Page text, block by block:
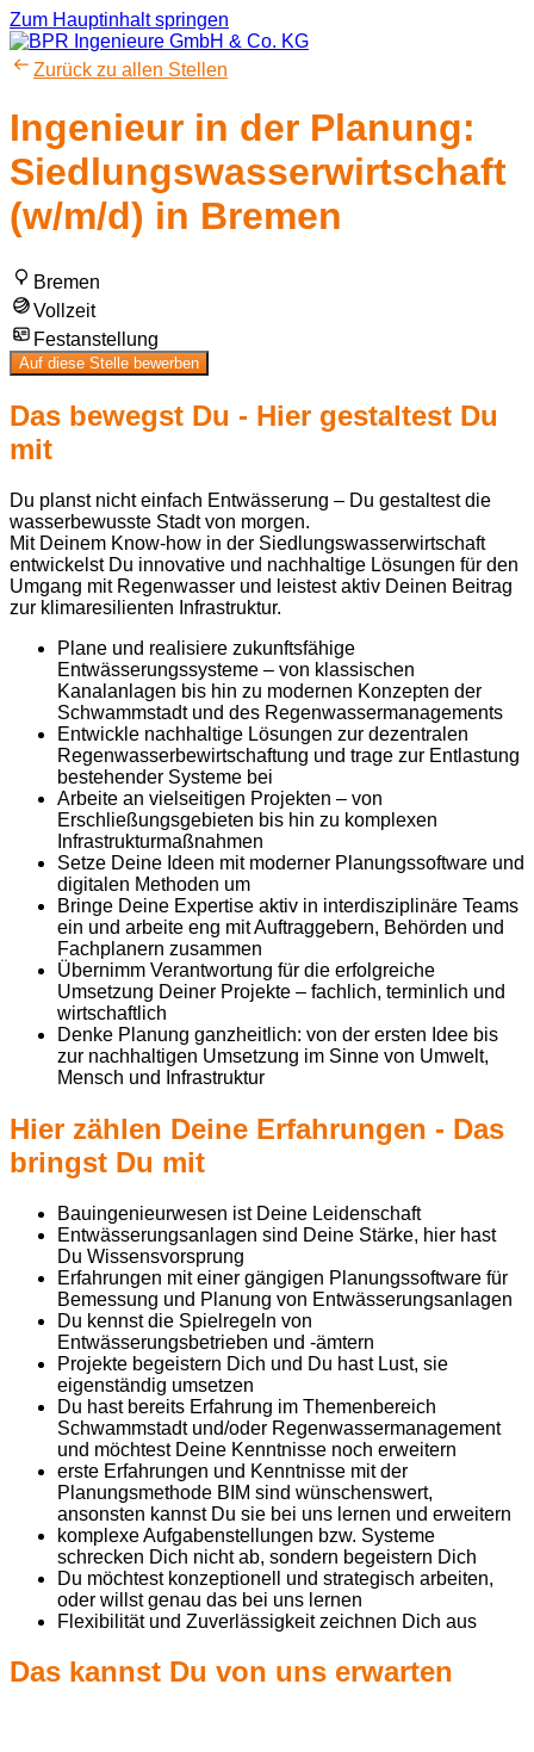
Zum Hauptinhalt springen
Zurück zu allen Stellen
Ingenieur in der Planung:
Siedlungswasserwirtschaft
(w/m/d) in Bremen
Bremen
Vollzeit
Festanstellung
Auf diese Stelle bewerben
Das bewegst Du - Hier gestaltest Du
mit
Du planst nicht einfach Entwässerung – Du gestaltest die
wasserbewusste Stadt von morgen.
Mit Deinem Know-how in der Siedlungswasserwirtschaft
entwickelst Du innovative und nachhaltige Lösungen für den
Umgang mit Regenwasser und leistest aktiv Deinen Beitrag
zur klimaresilienten Infrastruktur.
Plane und realisiere zukunftsfähige
Entwässerungssysteme – von klassischen
Kanalanlagen bis hin zu modernen Konzepten der
Schwammstadt und des Regenwassermanagements
Entwickle nachhaltige Lösungen zur dezentralen
Regenwasserbewirtschaftung und trage zur Entlastung
bestehender Systeme bei
Arbeite an vielseitigen Projekten – von
Erschließungsgebieten bis hin zu komplexen
Infrastrukturmaßnahmen
Setze Deine Ideen mit moderner Planungssoftware und
digitalen Methoden um
Bringe Deine Expertise aktiv in interdisziplinäre Teams
ein und arbeite eng mit Auftraggebern, Behörden und
Fachplanern zusammen
Übernimm Verantwortung für die erfolgreiche
Umsetzung Deiner Projekte – fachlich, terminlich und
wirtschaftlich
Denke Planung ganzheitlich: von der ersten Idee bis
zur nachhaltigen Umsetzung im Sinne von Umwelt,
Mensch und Infrastruktur
Hier zählen Deine Erfahrungen - Das
bringst Du mit
Bauingenieurwesen ist Deine Leidenschaft
Entwässerungsanlagen sind Deine Stärke, hier hast
Du Wissensvorsprung
Erfahrungen mit einer gängigen Planungssoftware für
Bemessung und Planung von Entwässerungsanlagen
Du kennst die Spielregeln von
Entwässerungsbetrieben und -ämtern
Projekte begeistern Dich und Du hast Lust, sie
eigenständig umsetzen
Du hast bereits Erfahrung im Themenbereich
Schwammstadt und/oder Regenwassermanagement
und möchtest Deine Kenntnisse noch erweitern
erste Erfahrungen und Kenntnisse mit der
Planungsmethode BIM sind wünschenswert,
ansonsten kannst Du sie bei uns lernen und erweitern
komplexe Aufgabenstellungen bzw. Systeme
schrecken Dich nicht ab, sondern begeistern Dich
Du möchtest konzeptionell und strategisch arbeiten,
oder willst genau das bei uns lernen
Flexibilität und Zuverlässigkeit zeichnen Dich aus
Das kannst Du von uns erwarten